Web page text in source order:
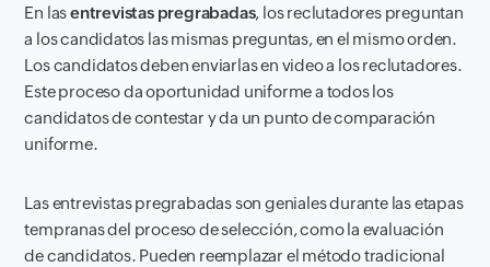
En lasentrevistas pregrabadas, los reclutadores preguntan
a los candidatos las mismas preguntas, en el mismo orden.
Los candidatos deben enviarlas en video a los reclutadores.
Este proceso da oportunidad uniforme a todos los
candidatos de contestar y da un punto de comparación
uniforme.
Las entrevistas pregrabadas son geniales durante las etapas
tempranas del proceso de selección, como la evaluación
de candidatos. Pueden reemplazar el método tradicional